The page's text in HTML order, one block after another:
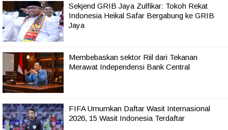
Sekjend GRIB Jaya Zulfikar: Tokoh Rekat
Indonesia Heikal Safar Bergabung ke GRIB
Jaya
Membebaskan sektor Riil dari Tekanan
Merawat Independensi Bank Central
FIFA Umumkan Daftar Wasit Internasional
2026, 15 Wasit Indonesia Terdaftar